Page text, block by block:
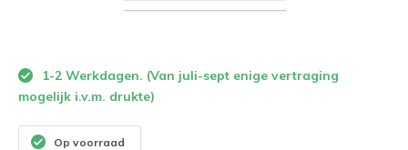
1-2 Werkdagen. (Van juli-sept enige vertraging
mogelijk i.v.m. drukte)
Op voorraad